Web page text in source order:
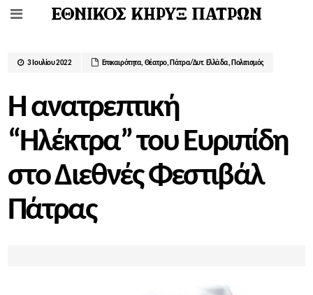
3 Ιουλίου 2022 Επικαιρότητα,Θέατρο, Πάτρα/Δυτ. Ελλάδα, Πολιτισμός
Η ανατρεπτική
“Ηλέκτρα” του Ευριπίδη
στο Διεθνές Φεστιβάλ
Πάτρας